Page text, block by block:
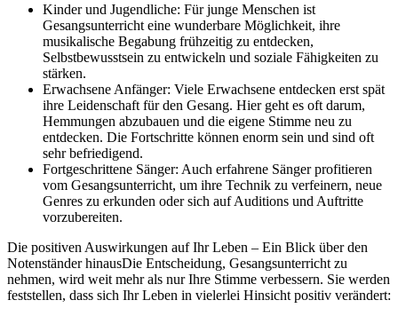
Kinder und Jugendliche: Für junge Menschen ist
Gesangsunterricht eine wunderbare Möglichkeit, ihre
musikalische Begabung frühzeitig zu entdecken,
Selbstbewusstsein zu entwickeln und soziale Fähigkeiten zu
stärken.
Erwachsene Anfänger: Viele Erwachsene entdecken erst spät
ihre Leidenschaft für den Gesang. Hier geht es oft darum,
Hemmungen abzubauen und die eigene Stimme neu zu
entdecken. Die Fortschritte können enorm sein und sind oft
sehr befriedigend.
Fortgeschrittene Sänger: Auch erfahrene Sänger profitieren
vom Gesangsunterricht, um ihre Technik zu verfeinern, neue
Genres zu erkunden oder sich auf Auditions und Auftritte
vorzubereiten.
Die positiven Auswirkungen auf Ihr Leben – Ein Blick über den
Notenständer hinausDie Entscheidung, Gesangsunterricht zu
nehmen, wird weit mehr als nur Ihre Stimme verbessern. Sie werden
feststellen, dass sich Ihr Leben in vielerlei Hinsicht positiv verändert: